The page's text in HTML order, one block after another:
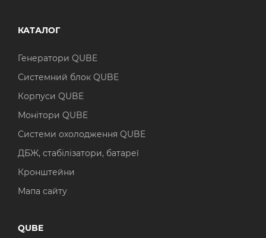
КАТАЛОГ
Генератори QUBE
Системний блок QUBE
Корпуси QUBE
Монітори QUBE
Системи охолодження QUBE
ДБЖ, стабілізатори, батареї
Кронштейни
Мапа сайту
QUBE